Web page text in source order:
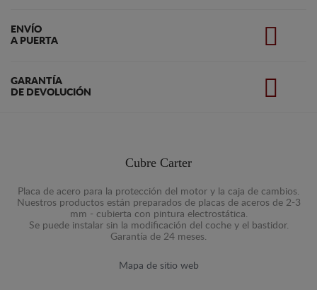
ENVÍO
A PUERTA
GARANTÍA
DE DEVOLUCIÓN
Cubre Carter
Placa de acero para la protección del motor y la caja de cambios.
Nuestros productos están preparados de placas de aceros de 2-3
mm - cubierta con pintura electrostática.
Se puede instalar sin la modificación del coche y el bastidor.
Garantía de 24 meses.
Mapa de sitio web